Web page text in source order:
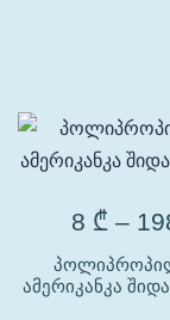
8 ₾ –
ამერიკანკა